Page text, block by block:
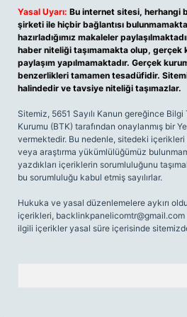
Yasal Uyarı: Bu internet sitesi, herhangi
şirketi ile hiçbir bağlantısı
hazırladığımız makaleler
haber niteliği taşımamakta olup, gerçek
paylaşım yapılmamaktadır. Gerçek
benzerlikleri tamamen tesadüfidir.
halindedir ve tavsiye niteliği taşımazlar.
Sitemiz, 5651 Sayılı Kanun gereğince
Kurumu (BTK) tarafından onaylanmış bir
vermektedir. Bu nedenle, sitedeki
veya araştırma yükümlülüğümüz
yazdıkları içeriklerin sorumluluğunu
bu sorumluluğu kabul etmiş sayılırlar.
Hukuka ve yasal düzenlemelere aykırı
içerikleri, backlinkpanelicomtr@gmail.com
ilgili içerikler yasal süre içerisinde